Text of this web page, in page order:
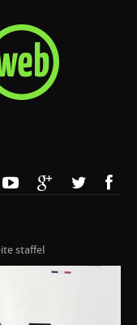
staffel